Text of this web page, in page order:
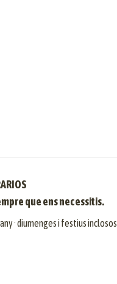
que ens necessitis.
· diumenges i festius inclosos